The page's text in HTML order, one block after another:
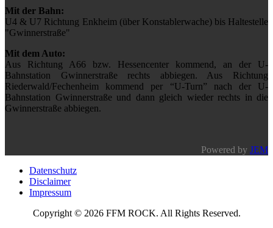
Mit der Bahn:
U4 & U7 Richtung Enkheim (über Konstablerwache) bis Haltestelle
"Gwinnerstraße"
Mit dem Auto:
Aus Richtung A66 bzw. Hessencenter kommend, an der U-
Bahnstation Gwinnerstraße rechts abbiegen. Aus Richtung
Riederwald/Fechenheim kommend per “U-Turn” nach der U-
Bahnstation Gwinnerstraße und dann gleich wieder rechts in die
Gwinnerstraße abbiegen.
Powered by JEM
Datenschutz
Disclaimer
Impressum
Copyright © 2026 FFM ROCK. All Rights Reserved.